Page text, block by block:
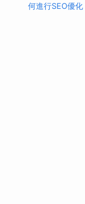
何進行SEO優化